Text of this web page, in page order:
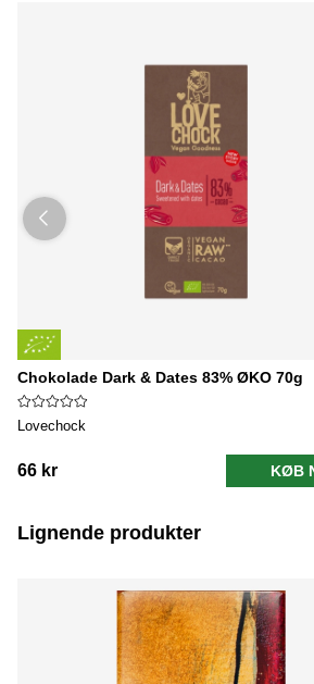
Chokolade Dark & Dates 83% ØKO 70g
Lovechock
66 kr KØB
Lignende produkter